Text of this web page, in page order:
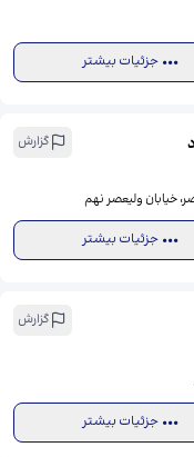
جزئیات بیشتر
گزارش
خیابان ولیعصر نهم
جزئیات بیشتر
گزارش
جزئیات بیشتر